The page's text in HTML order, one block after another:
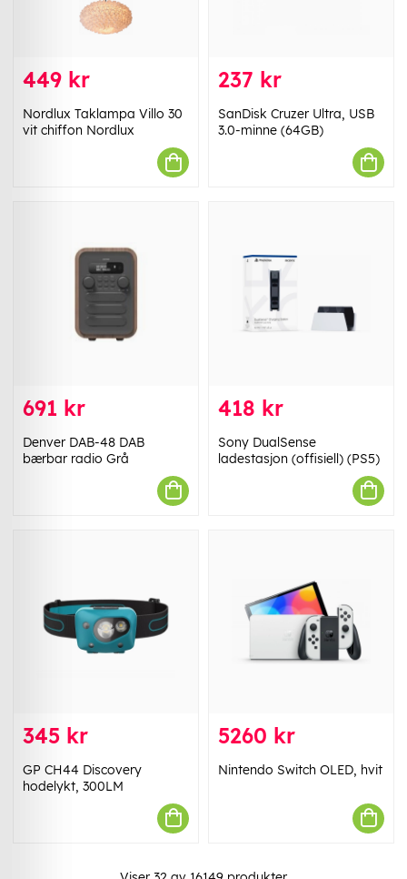
449 kr
Nordlux Taklampa Villo 30
vit chiffon Nordlux
237 kr
SanDisk Cruzer Ultra, USB
3.0-minne (64GB)
691 kr
Denver DAB-48 DAB
bærbar radio Grå
418 kr
Sony DualSense
ladestasjon (offisiell) (PS5)
345 kr
GP CH44 Discovery
hodelykt, 300LM
5260 kr
Nintendo Switch OLED, hvit